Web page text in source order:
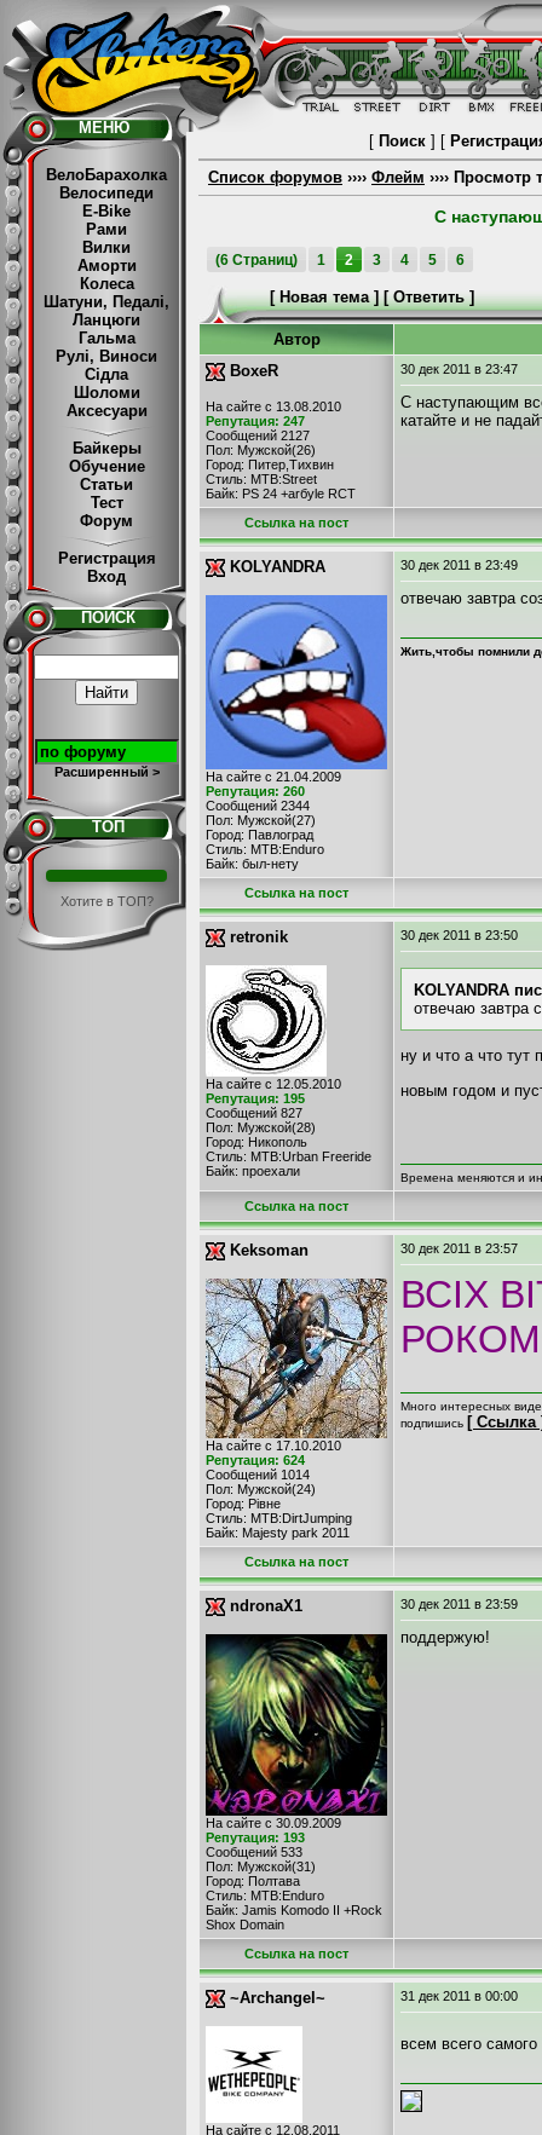
ВелоБарахолка
Велосипеди
E-Bike
Рами
Вилки
Аморти
Колеса
Шатуни, Педалі,
Ланцюги
Гальма
Рулі, Виноси
Сідла
Шоломи
Аксесуари
Байкеры
Обучение
Статьи
Тест
Форум
Регистрация
Вход
ПОИСК
Расширенный >
ТОП
Хотите в ТОП?
МЕНЮ
[ Поиск] [
Список форумов ›››› Флейм ›››› Просмотр
С
(6 Страниц) 1 2 3 4 5 6
[Новая тема] [Ответить]
Автор
BoxeR
На сайте с 13.08.2010
Репутация: 247
Сообщений 2127
Пол: Мужской(26)
Город: Питер,Тихвин
Стиль: MTB:Street
Байк: PS 24 +arбyle RCT
30 дек 2011 в 23:47
С наступающим
катайте и не
Cсылка на пост
KOLYANDRA
На сайте с 21.04.2009
Репутация: 260
Сообщений 2344
Пол: Мужской(27)
Город: Павлоград
Стиль: MTB:Enduro
Байк: был-нету
30 дек 2011 в 23:49
отвечаю завтра
Жить,чтобы помнили
Cсылка на пост
retronik
На сайте с 12.05.2010
Репутация: 195
Сообщений 827
Пол: Мужской(28)
Город: Никополь
Стиль: MTB:Urban Freeride
Байк: проехали
30 дек 2011 в 23:50
KOLYANDRA
отвечаю завтра
ну и что а что тут
новым годом и
Времена меняются и
Cсылка на пост
Keksoman
На сайте с 17.10.2010
Репутация: 624
Сообщений 1014
Пол: Мужской(24)
Город: Рівне
Стиль: MTB:DirtJumping
Байк: Majesty park 2011
30 дек 2011 в 23:57
ВСІХ
Много интересных
подпишись [ Ссылка
Cсылка на пост
ndronaX1
На сайте с 30.09.2009
Репутация: 193
Сообщений 533
Пол: Мужской(31)
Город: Полтава
Стиль: MTB:Enduro
Байк: Jamis Komodo II +Rock
Shox Domain
30 дек 2011 в 23:59
поддержую!
Cсылка на пост
~Archangel~
На сайте с 12.08.2011
31 дек 2011 в 00:00
всем всего